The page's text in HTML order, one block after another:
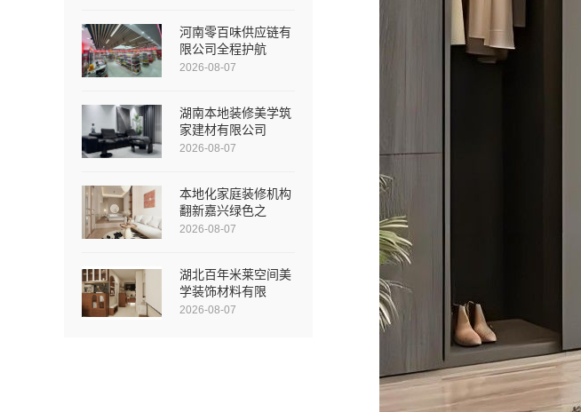
河南零百味供应链有
限公司全程护航
2026-08-07
湖南本地装修美学筑
家建材有限公司
2026-08-07
本地化家庭装修机构
翻新嘉兴绿色之
2026-08-07
湖北百年米莱空间美
学装饰材料有限
2026-08-07